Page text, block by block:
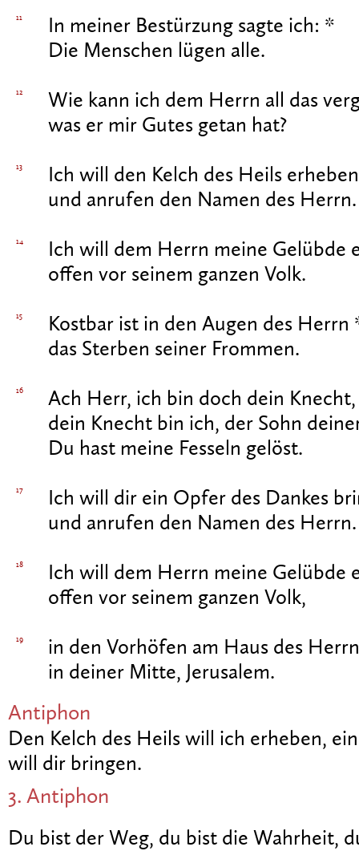
11
In meiner Bestürzung sagte ich: *
Die Menschen lügen alle.
12
Wie kann ich dem Herrn all das
was er mir Gutes getan hat?
13
Ich will den Kelch des Heils
und anrufen den Namen des Herrn.
14
Ich will dem Herrn meine Gelübde
offen vor seinem ganzen Volk.
15
Kostbar ist in den Augen des Herrn
das Sterben seiner Frommen.
16
Ach Herr, ich bin doch dein Knecht,
dein Knecht bin ich, der Sohn
Du hast meine Fesseln gelöst.
17
Ich will dir ein Opfer des Dankes
und anrufen den Namen des Herrn.
18
Ich will dem Herrn meine Gelübde
offen vor seinem ganzen Volk,
19
in den Vorhöfen am Haus des
in deiner Mitte, Jerusalem.
Antiphon
Den Kelch des Heils will ich erheben,
will dir bringen.
3. Antiphon
Du bist der Weg, du bist die Wahrheit,